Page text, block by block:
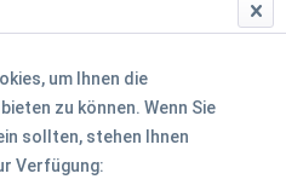
um Ihnen die
zu können. Wenn Sie
sollten, stehen Ihnen
Verfügung: